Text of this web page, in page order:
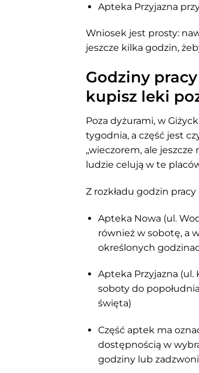
Apteka Przyjazna
Wniosek jest prosty:
jeszcze kilka godzin,
Godziny
kupisz leki
Poza dyżurami, w
tygodnia, a część jest
„wieczorem, ale
ludzie celują w te
Z rozkładu godzin
Apteka Nowa (ul.
również w sobotę, a
określonych
Apteka Przyjazna (ul.
soboty do
święta)
Część aptek ma
dostępnością w
godziny lub